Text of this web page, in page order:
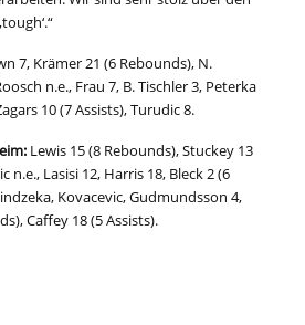
7, Krämer 21 (6 Rebounds), N.
n.e., Frau 7, B. Tischler 3, Peterka
10 (7 Assists), Turudic 8.
Lewis 15 (8 Rebounds), Stuckey 13
n.e., Lasisi 12, Harris 18, Bleck 2 (6
Kovacevic, Gudmundsson 4,
Caffey 18 (5 Assists).